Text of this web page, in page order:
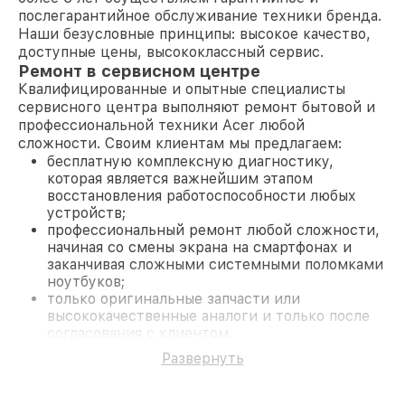
послегарантийное обслуживание техники бренда.
Наши безусловные принципы: высокое качество,
доступные цены, высококлассный сервис.
Ремонт в сервисном центре
Квалифицированные и опытные специалисты
сервисного центра выполняют ремонт бытовой и
профессиональной техники Acer любой
сложности. Своим клиентам мы предлагаем:
бесплатную комплексную диагностику,
которая является важнейшим этапом
восстановления работоспособности любых
устройств;
профессиональный ремонт любой сложности,
начиная со смены экрана на смартфонах и
заканчивая сложными системными поломками
ноутбуков;
только оригинальные запчасти или
высококачественные аналоги и только после
согласования с клиентом.
На все работы и замененные комплектующие
предоставляется длительная гарантия. В случае
Развернуть